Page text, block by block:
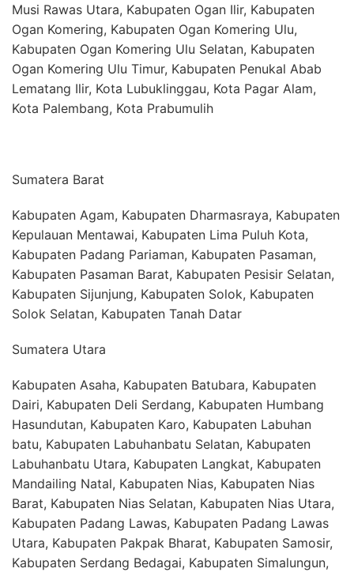
Musi Rawas Utara, Kabupaten Ogan Ilir, Kabupaten
Ogan Komering, Kabupaten Ogan Komering Ulu,
Kabupaten Ogan Komering Ulu Selatan, Kabupaten
Ogan Komering Ulu Timur, Kabupaten Penukal Abab
Lematang Ilir, Kota Lubuklinggau, Kota Pagar Alam,
Kota Palembang, Kota Prabumulih
Sumatera Barat
Kabupaten Agam, Kabupaten Dharmasraya, Kabupaten
Kepulauan Mentawai, Kabupaten Lima Puluh Kota,
Kabupaten Padang Pariaman, Kabupaten Pasaman,
Kabupaten Pasaman Barat, Kabupaten Pesisir Selatan,
Kabupaten Sijunjung, Kabupaten Solok, Kabupaten
Solok Selatan, Kabupaten Tanah Datar
Sumatera Utara
Kabupaten Asaha, Kabupaten Batubara, Kabupaten
Dairi, Kabupaten Deli Serdang, Kabupaten Humbang
Hasundutan, Kabupaten Karo, Kabupaten Labuhan
batu, Kabupaten Labuhanbatu Selatan, Kabupaten
Labuhanbatu Utara, Kabupaten Langkat, Kabupaten
Mandailing Natal, Kabupaten Nias, Kabupaten Nias
Barat, Kabupaten Nias Selatan, Kabupaten Nias Utara,
Kabupaten Padang Lawas, Kabupaten Padang Lawas
Utara, Kabupaten Pakpak Bharat, Kabupaten Samosir,
Kabupaten Serdang Bedagai, Kabupaten Simalungun,